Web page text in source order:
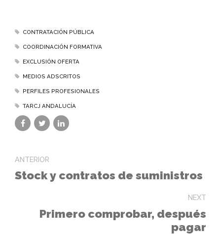
CONTRATACIÓN PÚBLICA
COORDINACIÓN FORMATIVA
EXCLUSIÓN OFERTA
MEDIOS ADSCRITOS
PERFILES PROFESIONALES
TARCJ ANDALUCÍA
ANTERIOR
Stock y contratos de suministros
NEXT
Primero comprobar, después
pagar